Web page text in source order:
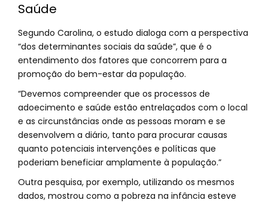
Saúde
Segundo Carolina, o estudo dialoga com a perspectiva
“dos determinantes sociais da saúde”, que é o
entendimento dos fatores que concorrem para a
promoção do bem-estar da população.
“Devemos compreender que os processos de
adoecimento e saúde estão entrelaçados com o local
e as circunstâncias onde as pessoas moram e se
desenvolvem a diário, tanto para procurar causas
quanto potenciais intervenções e políticas que
poderiam beneficiar amplamente à população.”
Outra pesquisa, por exemplo, utilizando os mesmos
dados, mostrou como a pobreza na infância esteve